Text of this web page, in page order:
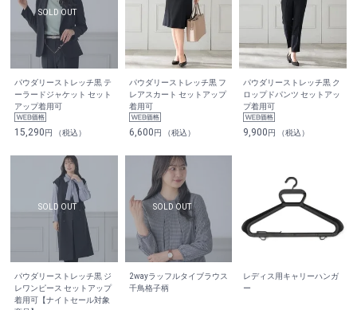
パウダリーストレッチ黒 テ
ーラードジャケット セット
アップ着用可
15,290円 （税込）
パウダリーストレッチ黒 フ
レアスカート セットアップ
着用可
6,600円 （税込）
パウダリーストレッチ黒 ク
ロップドパンツ セットアッ
プ着用可
9,900円 （税込）
パウダリーストレッチ黒 ジ
レワンピース セットアップ
着用可【ナイトセール対象
2wayラッフルタイブラウス
千鳥格子柄
レディス用キャリーハンガ
ー